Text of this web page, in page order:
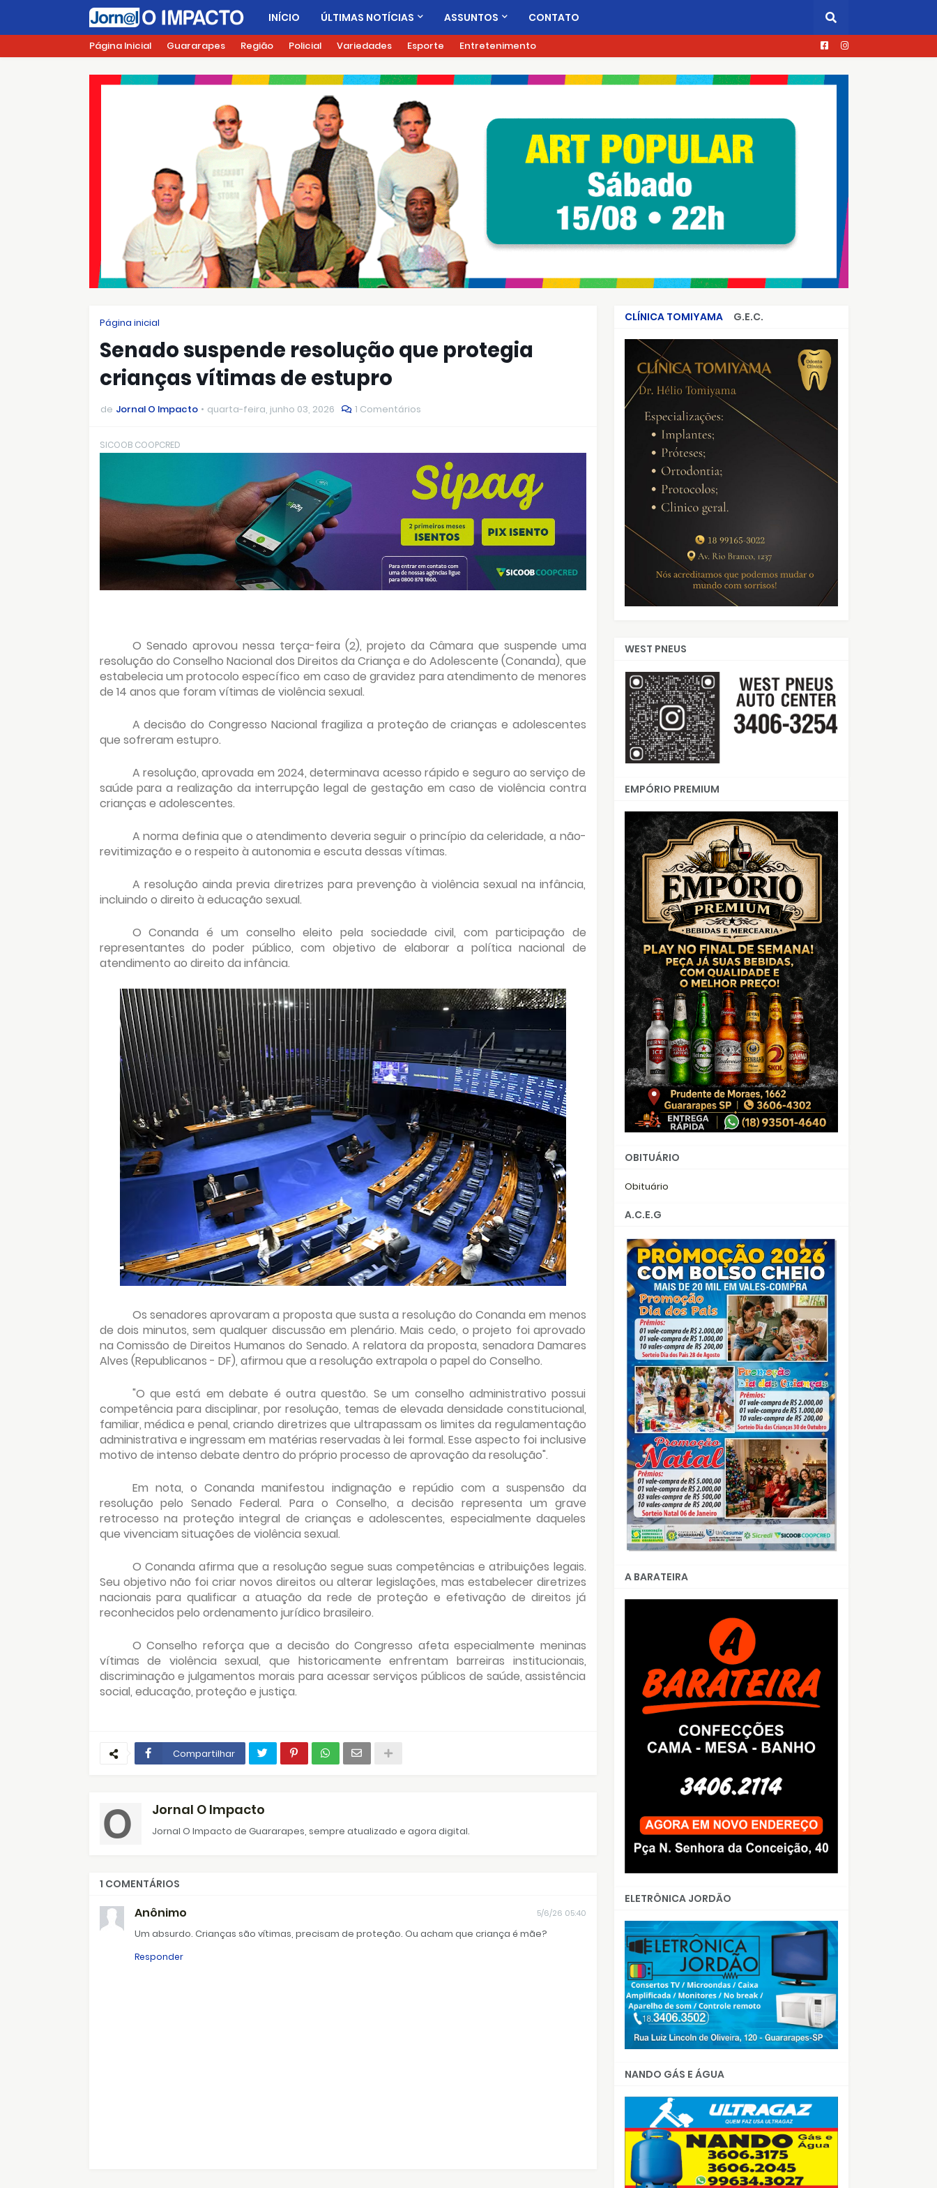
INÍCIO ÚLTIMAS NOTÍCIAS ASSUNTOS CONTATO
Página Inicial Guararapes Região Policial Variedades Esporte Entretenimento
Página inicial
Senado suspende resolução que protegia
crianças vítimas de estupro
de Jornal O Impacto quarta-feira, junho 03, 2026 1 Comentários
SICOOB COOPCRED
O Senado aprovou nessa terça-feira (2), projeto da Câmara que suspende uma
resolução do Conselho Nacional dos Direitos da Criança e do Adolescente (Conanda), que
estabelecia um protocolo específico em caso de gravidez para atendimento de menores
de 14 anos que foram vítimas de violência sexual.
A decisão do Congresso Nacional fragiliza a proteção de crianças e adolescentes
que sofreram estupro.
A resolução, aprovada em 2024, determinava acesso rápido e seguro ao serviço de
saúde para a realização da interrupção legal de gestação em caso de violência contra
crianças e adolescentes.
A norma definia que o atendimento deveria seguir o princípio da celeridade, a não-
revitimização e o respeito à autonomia e escuta dessas vítimas.
A resolução ainda previa diretrizes para prevenção à violência sexual na infância,
incluindo o direito à educação sexual.
O Conanda é um conselho eleito pela sociedade civil, com participação de
representantes do poder público, com objetivo de elaborar a política nacional de
atendimento ao direito da infância.
Os senadores aprovaram a proposta que susta a resolução do Conanda em menos
de dois minutos, sem qualquer discussão em plenário. Mais cedo, o projeto foi aprovado
na Comissão de Direitos Humanos do Senado. A relatora da proposta, senadora Damares
Alves (Republicanos - DF), afirmou que a resolução extrapola o papel do Conselho.
"O que está em debate é outra questão. Se um conselho administrativo possui
competência para disciplinar, por resolução, temas de elevada densidade constitucional,
familiar, médica e penal, criando diretrizes que ultrapassam os limites da regulamentação
administrativa e ingressam em matérias reservadas à lei formal. Esse aspecto foi inclusive
motivo de intenso debate dentro do próprio processo de aprovação da resolução".
Em nota, o Conanda manifestou indignação e repúdio com a suspensão da
resolução pelo Senado Federal. Para o Conselho, a decisão representa um grave
retrocesso na proteção integral de crianças e adolescentes, especialmente daqueles
que vivenciam situações de violência sexual.
O Conanda afirma que a resolução segue suas competências e atribuições legais.
Seu objetivo não foi criar novos direitos ou alterar legislações, mas estabelecer diretrizes
nacionais para qualificar a atuação da rede de proteção e efetivação de direitos já
reconhecidos pelo ordenamento jurídico brasileiro.
O Conselho reforça que a decisão do Congresso afeta especialmente meninas
vítimas de violência sexual, que historicamente enfrentam barreiras institucionais,
discriminação e julgamentos morais para acessar serviços públicos de saúde, assistência
social, educação, proteção e justiça.
Compartilhar
Jornal O Impacto
Jornal O Impacto de Guararapes, sempre atualizado e agora digital.
1 COMENTÁRIOS
Anônimo 5/6/26 05:40
Um absurdo. Crianças são vítimas, precisam de proteção. Ou acham que criança é mãe?
Responder
CLÍNICA TOMIYAMA
G.E.C.
CRIMES QUE ABALARAM O BRASIL
WEST PNEUS
EMPÓRIO PREMIUM
OBITUÁRIO
Obituário
A.C.E.G
A BARATEIRA
ELETRÔNICA JORDÃO
NANDO GÁS E ÁGUA